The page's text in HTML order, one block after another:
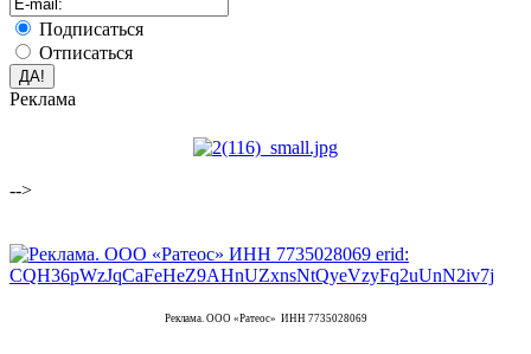
Подписаться
Отписаться
Реклама
-->
Реклама. ООО «Ратеос» ИНН 7735028069